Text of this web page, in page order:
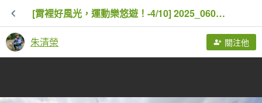
[霄裡好風光，運動樂悠遊！-4/10] 2025_0608 新屋綠色走廊自行車道
朱清榮 關注他